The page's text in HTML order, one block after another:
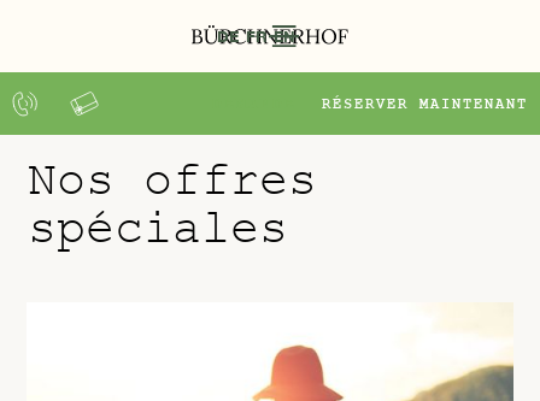
DE FR EN
RÉSERVER MAINTENANT
Nos offres
spéciales